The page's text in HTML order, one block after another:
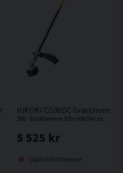
36V
HiKOKI CG36DC Grästrimmer
36V. Grästrimmer från HiKOKI som innehåller slyklinga och trimmerhuvud.
5 525 kr
Utgått från Tillverkare